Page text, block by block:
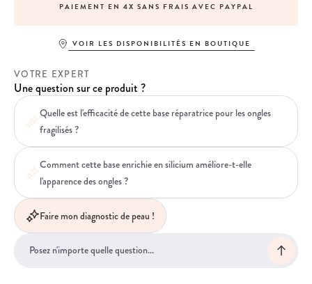
PAIEMENT EN 4X SANS FRAIS AVEC PAYPAL
VOIR LES DISPONIBILITÉS EN BOUTIQUE
VOTRE EXPERT
Une question sur ce produit ?
Quelle est l'efficacité de cette base réparatrice pour les ongles
fragilisés ?
Comment cette base enrichie en silicium améliore-t-elle
l'apparence des ongles ?
Faire mon diagnostic de peau !